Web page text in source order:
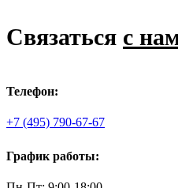
Связаться с
Телефон:
+7 (495) 790-67-67
График работы: